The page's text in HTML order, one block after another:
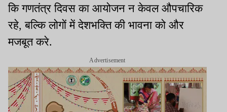
कि गणतंत्र दिवस का आयोजन न केवल औपचारिक
रहे, बल्कि लोगों में देशभक्ति की भावना को और
मजबूत करे.
Advertisement